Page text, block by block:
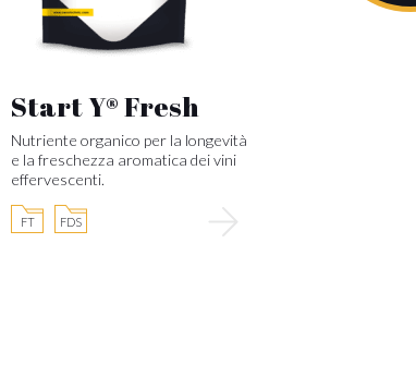
Start Y® Fresh
Nutriente organico per la longevità
e la freschezza aromatica dei vini
effervescenti.
FT FDS